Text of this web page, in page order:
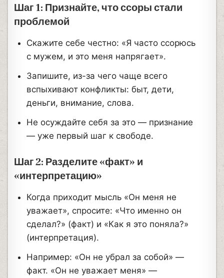
Шаг 1: Признайте, что ссоры стали
проблемой
Скажите себе честно: «Я часто ссорюсь
с мужем, и это меня напрягает».
Запишите, из-за чего чаще всего
вспыхивают конфликты: быт, дети,
деньги, внимание, слова.
Не осуждайте себя за это — признание
— уже первый шаг к свободе.
Шаг 2: Разделите «факт» и
«интерпретацию»
Когда приходит мысль «Он меня не
уважает», спросите: «Что именно он
сделал?» (факт) и «Как я это поняла?»
(интерпретация).
Например: «Он не убрал за собой» —
факт. «Он не уважает меня» —